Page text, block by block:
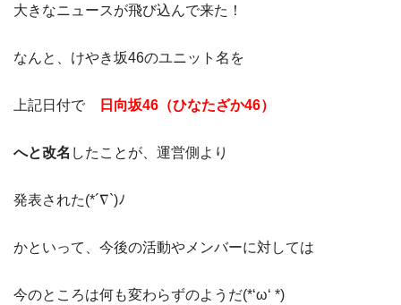
大きなニュースが飛び込んで来た！
なんと、けやき坂46のユニット名を
上記日付で 日向坂46（ひなたざか46）
へと改名 したことが、運営側より
発表された(*´∇`)ﾉ
かといって、今後の活動やメンバーに対しては
今のところは何も変わらずのようだ(*‘ω‘ *)